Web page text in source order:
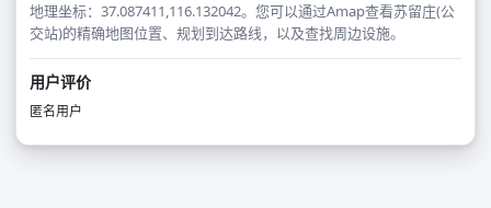
地理坐标：37.087411,116.132042。您可以通过Amap查看苏留庄(公
交站)的精确地图位置、规划到达路线，以及查找周边设施。
用户评价
匿名用户